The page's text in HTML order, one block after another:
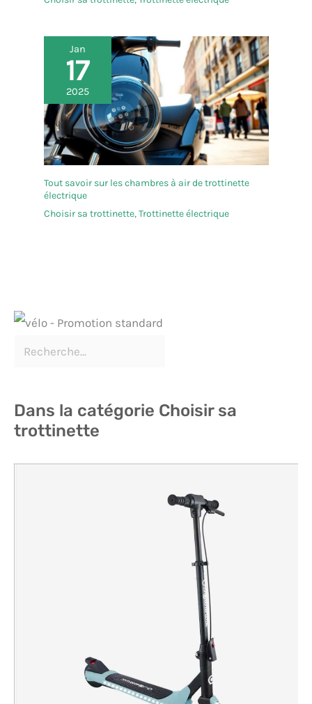
Jan
17
2025
Tout savoir sur les chambres à air de trottinette
électrique
Choisir sa trottinette,Trottinette électrique
Dans la catégorie Choisir sa
trottinette